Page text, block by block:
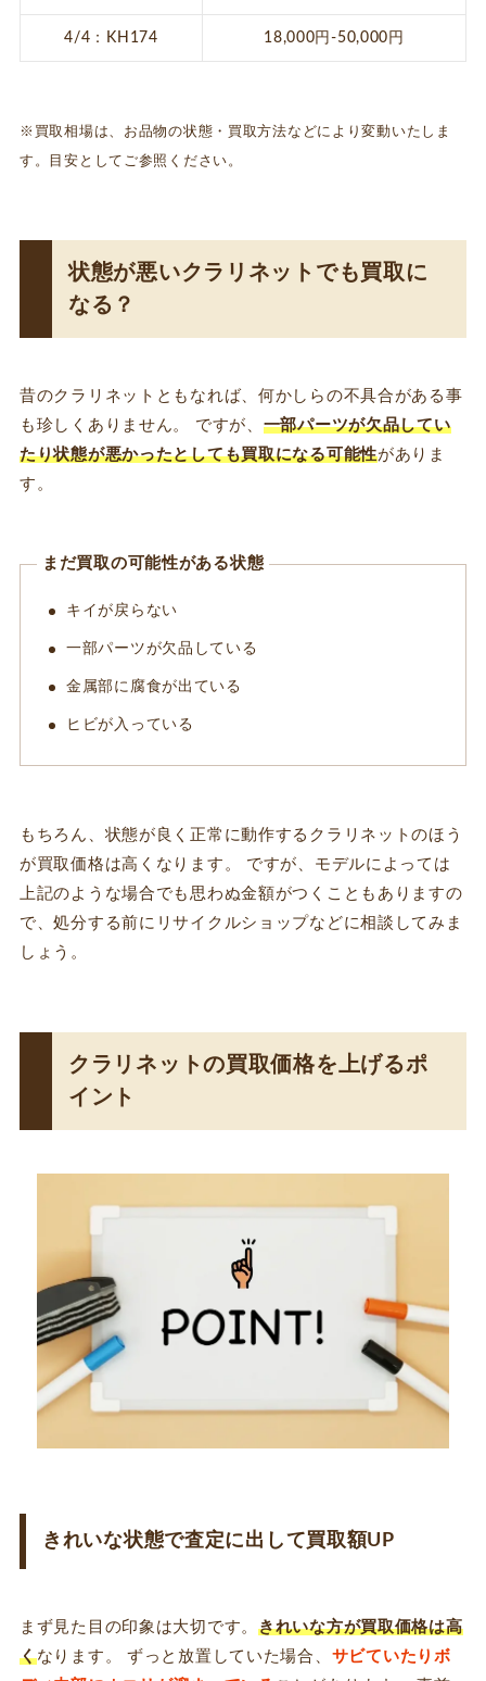
4/4：KH174 18,000円-50,000円
※買取相場は、お品物の状態・買取方法などにより変動いたしま
す。目安としてご参照ください。
状態が悪いクラリネットでも買取に
なる？
昔のクラリネットともなれば、何かしらの不具合がある事
も珍しくありません。 ですが、 一部パーツが欠品してい
たり状態が悪かったとしても買取になる可能性がありま
す。
まだ買取の可能性がある状態
キイが戻らない
一部パーツが欠品している
金属部に腐食が出ている
ヒビが入っている
もちろん、状態が良く正常に動作するクラリネットのほう
が買取価格は高くなります。 ですが、モデルによっては
上記のような場合でも思わぬ金額がつくこともありますの
で、処分する前にリサイクルショップなどに相談してみま
しょう。
クラリネットの買取価格を上げるポ
イント
きれいな状態で査定に出して買取額UP
まず見た目の印象は大切です。きれいな方が買取価格は高
くなります。 ずっと放置していた場合、 サビていたりボ